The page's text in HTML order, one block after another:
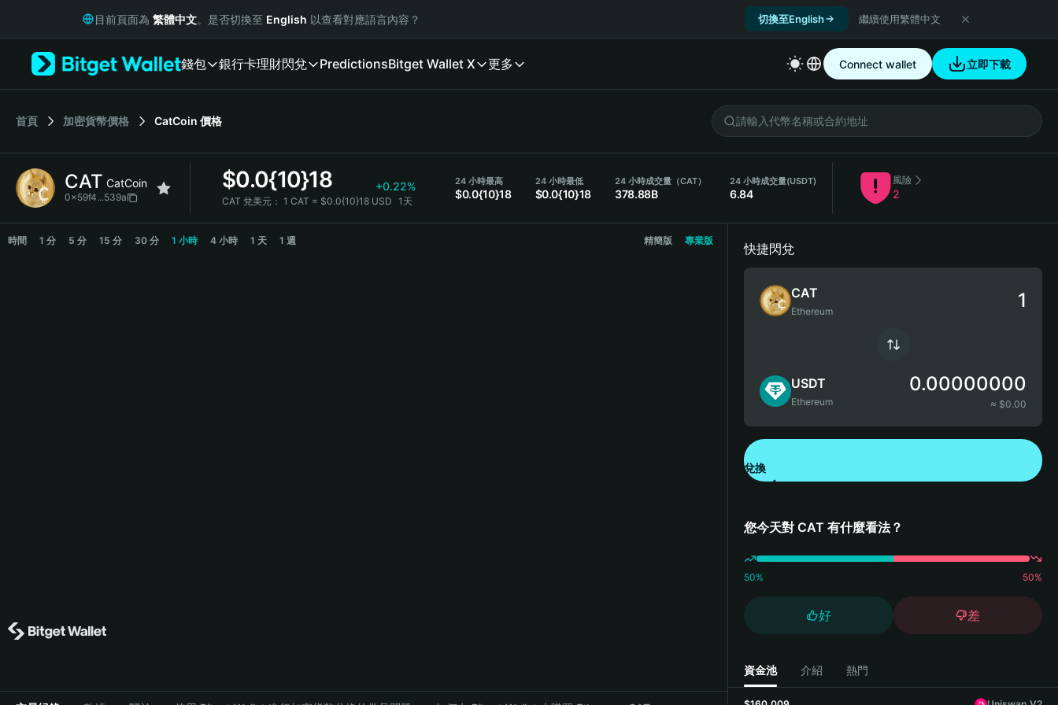
Русский
Italiano
简体中文
繁體中文
Bahasa Indonesia
目前頁面為 繁體中文。是否切換至 English 以查看對應語言內容？ 切換至English 繼續使用繁體中文
錢包 銀行卡理財閃兌 PredictionsBitget Wallet X 更多 Connect wallet 立即下載
首頁 加密貨幣價格 CatCoin 價格
CAT CatCoin
0x59f4...539a
$0.0{10}18 +0.22%
CAT 兌美元： 1 CAT = $0.0{10}18 USD 1天
24 小時最高
$0.0{10}18
24 小時最低
$0.0{10}18
24 小時成交量（CAT）
378.88B
24 小時成交量(USDT)
6.84
風險
2
CAT Price Chart
時間 1 分 5 分 15 分 30 分 1 小時 4 小時 1 天 1 週 精簡版 專業版
快捷閃兌
CAT
Ethereum
USDT
Ethereum
0.00000000
≈ $0.00
兌換
您今天對 CAT 有什麼看法？
50% 50%
好 差
資金池 介紹 熱門